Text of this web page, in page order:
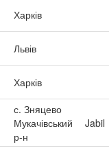
Харків
Львів
Харків
с. Зняцево
Мукачівський
р-н
Jabil